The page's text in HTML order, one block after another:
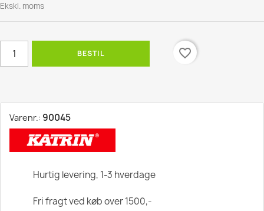
Ekskl. moms
BESTIL favorite_border
Varenr.: 90045
Hurtig levering, 1-3 hverdage
Fri fragt ved køb over 1500,-